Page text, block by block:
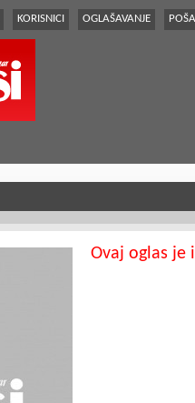
KORISNICI OGLAŠAVANJE
Ovaj oglas je